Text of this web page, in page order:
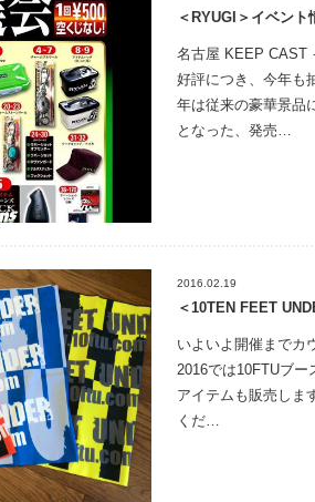
＜RYUGI＞イベント
名古屋 KEEP CAST
好評につき、今年も
年は従来の豪華景品
となった、発売…
2016.02.19
＜10TEN FEET
いよいよ開催まで
2016では10FTUブ
アイテムも販売しま
くだ…